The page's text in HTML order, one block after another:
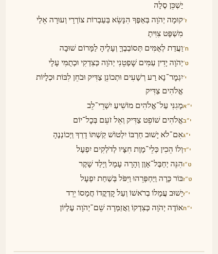
יַשְׁכֵּן סֶלָה
ז׳קוּמָה יְהֹוָה בְּאַפֶּךָ הִנָּשֵׂא בְּעַבְרוֹת צוֹרְרָי וְעוּרָה אֵלַי
מִשְׁפָּט צִוִּיתָ
ח׳וַעֲדַת לְאֻמִּים תְּסוֹבְבֶךָּ וְעָלֶיהָ לַמָּרוֹם שׁוּבָה
ט׳יְהֹוָה יָדִין עַמִּים שׇׁפְטֵנִי יְהֹוָה כְּצִדְקִי וּכְתֻמִּי עָלָי
י׳יִגְמׇר־נָא רַע רְשָׁעִים וּתְכוֹנֵן צַדִּיק וּבֹחֵן לִבּוֹת וּכְלָיוֹת
אֱלֹהִים צַדִּיק
י״אמָגִנִּי עַל־אֱלֹהִים מוֹשִׁיעַ יִשְׁרֵי־לֵב
י״באֱלֹהִים שׁוֹפֵט צַדִּיק וְאֵל זֹעֵם בְּכׇל־יוֹם
י״גאִם־לֹא יָשׁוּב חַרְבּוֹ יִלְטוֹשׁ קַשְׁתּוֹ דָרַךְ וַיְכוֹנְנֶהָ
י״דוְלוֹ הֵכִין כְּלֵי־מָוֶת חִצָּיו לְדֹלְקִים יִפְעָל
ט״והִנֵּה יְחַבֶּל־אָוֶן וְהָרָה עָמָל וְיָלַד שָׁקֶר
ט״זבּוֹר כָּרָה וַיַּחְפְּרֵהוּ וַיִּפֹּל בְּשַׁחַת יִפְעָל
י״זיָשׁוּב עֲמָלוֹ בְרֹאשׁוֹ וְעַל קׇדְקֳדוֹ חֲמָסוֹ יֵרֵד
י״חאוֹדֶה יְהֹוָה כְּצִדְקוֹ וַאֲזַמְּרָה שֵׁם־יְהֹוָה עֶלְיוֹן